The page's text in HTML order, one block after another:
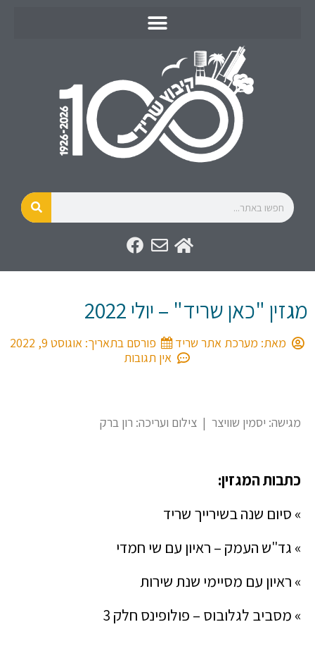
מגזין "כאן שריד" – יולי 2022
מאת: מערכת אתר שריד פורסם בתאריך:אוגוסט 9, 2022
אין תגובות
מגישה: יסמין שוויצר | צילום ועריכה: רון ברק
כתבות המגזין:
» סיום שנה בשירייך שריד
» גד"ש העמק – ראיון עם שי חמדי
» ראיון עם מסיימי שנת שירות
» מסביב לגלובוס – פולופינס חלק 3